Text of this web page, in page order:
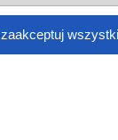
zaakceptuj